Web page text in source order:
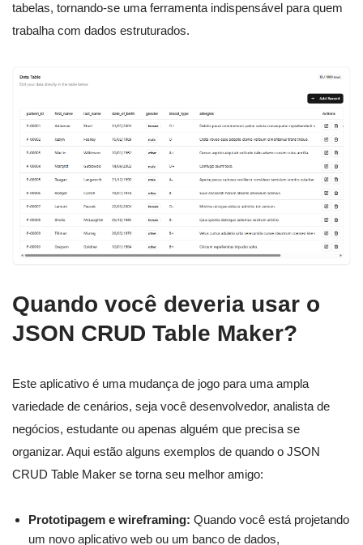
tabelas, tornando-se uma ferramenta indispensável para quem
trabalha com dados estruturados.
Quando você deveria usar o
JSON CRUD Table Maker?
Este aplicativo é uma mudança de jogo para uma ampla
variedade de cenários, seja você desenvolvedor, analista de
negócios, estudante ou apenas alguém que precisa se
organizar. Aqui estão alguns exemplos de quando o JSON
CRUD Table Maker se torna seu melhor amigo:
Prototipagem e wireframing: Quando você está projetando
um novo aplicativo web ou um banco de dados,